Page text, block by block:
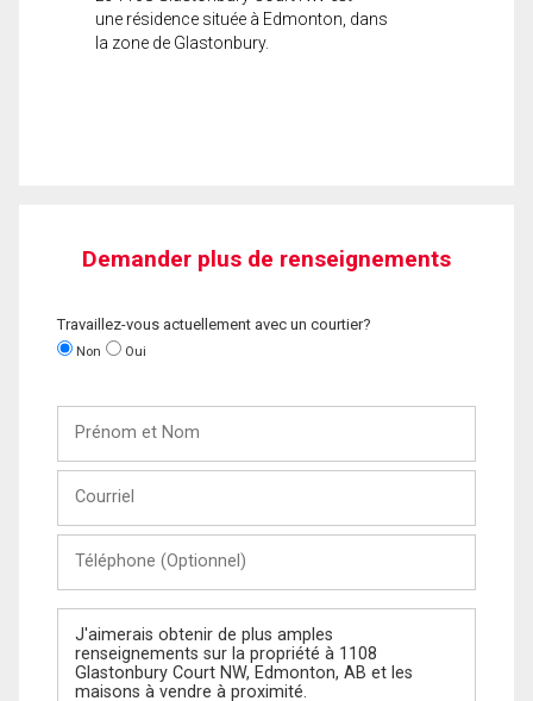
une résidence située à Edmonton, dans
la zone de Glastonbury.
Demander plus de renseignements
Travaillez-vous actuellement avec un courtier?
Non Oui
Nom
(Optionnel)
Message